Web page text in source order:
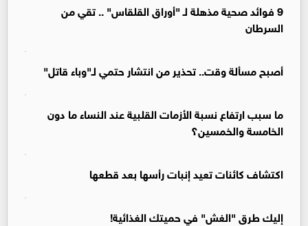
9 فوائد صحية مذهلة لـ "أوراق القلقاس" .. تقي من
السرطان
أصبح مسألة وقت.. تحذير من انتشار حتمي لـ"وباء قاتل"
ما سبب ارتفاع نسبة الأزمات القلبية عند النساء ما دون
الخامسة والخمسين؟
اكتشاف كائنات تعيد إنبات رأسها بعد قطعها
إليك طرق "الغش" في حميتك الغذائية!